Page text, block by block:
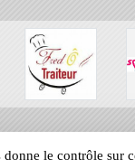
le contrôle sur